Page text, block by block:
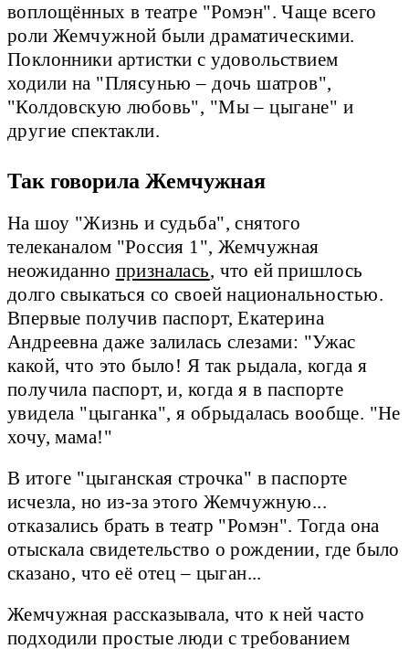
воплощённых в театре "Ромэн". Чаще всего
роли Жемчужной были драматическими.
Поклонники артистки с удовольствием
ходили на "Плясунью – дочь шатров",
"Колдовскую любовь", "Мы – цыгане" и
другие спектакли.
Так говорила Жемчужная
На шоу "Жизнь и судьба", снятого
телеканалом "Россия 1", Жемчужная
неожиданно призналась, что ей пришлось
долго свыкаться со своей национальностью.
Впервые получив паспорт, Екатерина
Андреевна даже залилась слезами: "Ужас
какой, что это было! Я так рыдала, когда я
получила паспорт, и, когда я в паспорте
увидела "цыганка", я обрыдалась вообще. "Не
хочу, мама!"
В итоге "цыганская строчка" в паспорте
исчезла, но из-за этого Жемчужную...
отказались брать в театр "Ромэн". Тогда она
отыскала свидетельство о рождении, где было
сказано, что её отец – цыган...
Жемчужная рассказывала, что к ней часто
подходили простые люди с требованием